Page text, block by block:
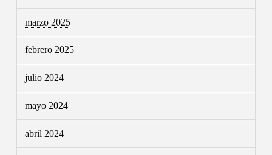
marzo 2025
febrero 2025
julio 2024
mayo 2024
abril 2024